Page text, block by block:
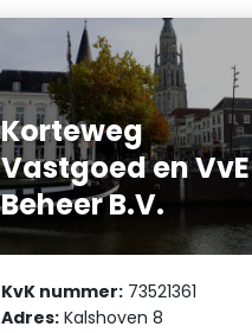
Korteweg
Vastgoed en VvE
Beheer B.V.
KvK nummer: 73521361
Adres: Kalshoven 8